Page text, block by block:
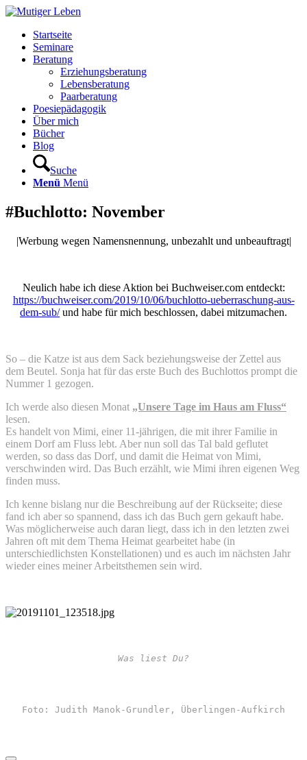
Startseite
Seminare
Beratung
Erziehungsberatung
Lebensberatung
Paarberatung
Poesiepädagogik
Über mich
Bücher
Blog
Suche
Menü Menü
#Buchlotto: November
|Werbung wegen Namensnennung, unbezahlt und unbeauftragt|
Neulich habe ich diese Aktion bei Buchweiser.com entdeckt:
https://buchweiser.com/2019/10/06/buchlotto-ueberraschung-aus-
dem-sub/und habe für mich beschlossen, dabei mitzumachen.
So – die Katze ist aus dem Sack beziehungsweise der Zettel aus
dem Beutel. Sonja hat für das erste Buch des Buchlottos prompt die
Nummer 1 gezogen.
Ich werde also diesen Monat „Unsere Tage im Haus am Fluss“
lesen.
Es handelt von Mimi, einer 11-jährigen, die mit ihrer Familie in
einem Dorf am Fluss lebt. Aber nun soll das Tal bald geflutet
werden, so dass das Dorf, und damit die Heimat von Mimi,
verschwinden wird. Das Buch erzählt, wie Mimi ihren eigenen Weg
finden muss.
Ich kenne bislang nur die Beschreibung auf der Rückseite; diese
fand ich aber so spannend, dass ich das Buch gern gekauft habe.
Was möglicherweise auch daran liegt, dass ich in den letzten zwei
Jahren oft mit dem Thema Heimat gearbeitet habe (in
unterschiedlichsten Konstellationen) und es auch im nächsten Jahr
wieder eines meiner Arbeitsthemen sein wird.
Foto: Judith Manok-Grundler, Überlingen-Aufkirch